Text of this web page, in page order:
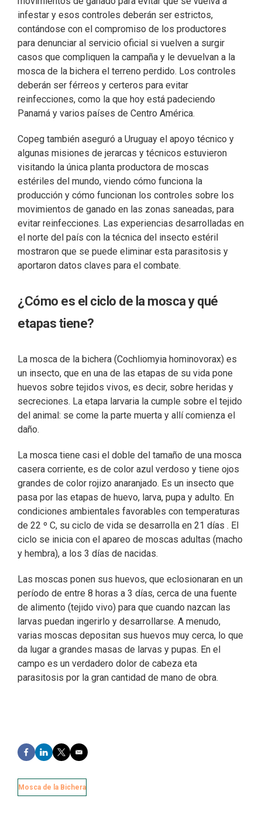
infestar y esos controles deberán ser estrictos,
contándose con el compromiso de los productores
para denunciar al servicio oficial si vuelven a surgir
casos que compliquen la campaña y le devuelvan a la
mosca de la bichera el terreno perdido. Los controles
deberán ser férreos y certeros para evitar
reinfecciones, como la que hoy está padeciendo
Panamá y varios países de Centro América.
Copeg también aseguró a Uruguay el apoyo técnico y
algunas misiones de jerarcas y técnicos estuvieron
visitando la única planta productora de moscas
estériles del mundo, viendo cómo funciona la
producción y cómo funcionan los controles sobre los
movimientos de ganado en las zonas saneadas, para
evitar reinfecciones. Las experiencias desarrolladas en
el norte del país con la técnica del insecto estéril
mostraron que se puede eliminar esta parasitosis y
aportaron datos claves para el combate.
¿Cómo es el ciclo de la mosca y qué
etapas tiene?
La mosca de la bichera (Cochliomyia hominovorax) es
un insecto, que en una de las etapas de su vida pone
huevos sobre tejidos vivos, es decir, sobre heridas y
secreciones. La etapa larvaria la cumple sobre el tejido
del animal: se come la parte muerta y allí comienza el
daño.
La mosca tiene casi el doble del tamaño de una mosca
casera corriente, es de color azul verdoso y tiene ojos
grandes de color rojizo anaranjado. Es un insecto que
pasa por las etapas de huevo, larva, pupa y adulto. En
condiciones ambientales favorables con temperaturas
de 22 º C, su ciclo de vida se desarrolla en 21 días . El
ciclo se inicia con el apareo de moscas adultas (macho
y hembra), a los 3 días de nacidas.
Las moscas ponen sus huevos, que eclosionaran en un
período de entre 8 horas a 3 días, cerca de una fuente
de alimento (tejido vivo) para que cuando nazcan las
larvas puedan ingerirlo y desarrollarse. A menudo,
varias moscas depositan sus huevos muy cerca, lo que
da lugar a grandes masas de larvas y pupas. En el
campo es un verdadero dolor de cabeza eta
parasitosis por la gran cantidad de mano de obra.
F
a
e
b
L
i
k
e
T
w
t
t
E
m
i
l
Mosca de la Bichera